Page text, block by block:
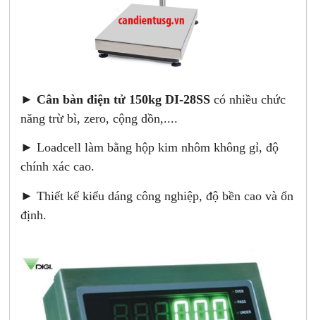
► Cân bàn điện tử 150kg DI-28SS có nhiều chức
năng trừ bì, zero, cộng dồn,....
► Loadcell làm bằng hộp kim nhôm không gỉ, độ
chính xác cao.
► Thiết kế kiểu dáng công nghiệp, độ bền cao và ổn
định.